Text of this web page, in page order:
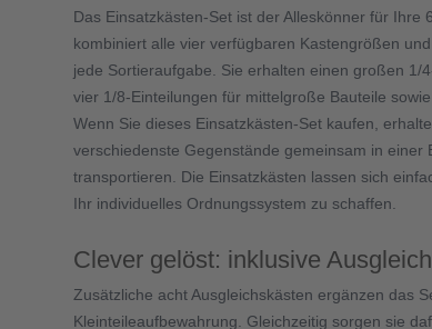
Das Einsatzkästen-Set ist der Alleskönner für Ihre
kombiniert alle vier verfügbaren Kastengrößen
jede Sortieraufgabe. Sie erhalten einen großen 1/
vier 1/8-Einteilungen für mittelgroße Bauteile
Wenn Sie dieses Einsatzkästen-Set kaufen,
verschiedenste Gegenstände gemeinsam in
transportieren. Die Einsatzkästen lassen sich
Ihr individuelles Ordnungssystem zu schaffen.
Clever gelöst: inklusive
Zusätzliche acht Ausgleichskästen ergänzen das
Kleinteileaufbewahrung. Gleichzeitig sorgen sie